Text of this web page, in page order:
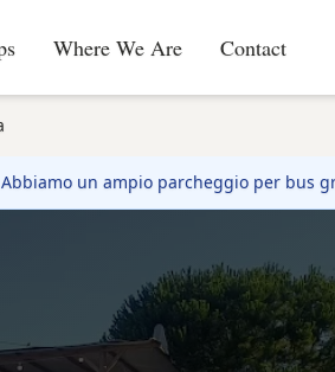
Where We Are Contact
Abbiamo un ampio parcheggio per bus